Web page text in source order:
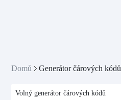
Domů Generátor čárových kódů
Volný generátor čárových kódů